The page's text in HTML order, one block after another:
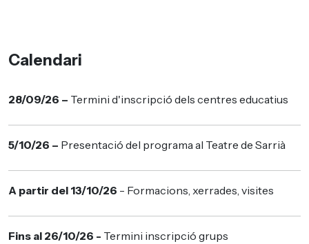
Calendari
28/09/26 – Termini d'inscripció dels centres educatius
5/10/26 – Presentació del programa al Teatre de Sarrià
A partir del 13/10/26 - Formacions, xerrades, visites
Fins al 26/10/26 - Termini inscripció grups